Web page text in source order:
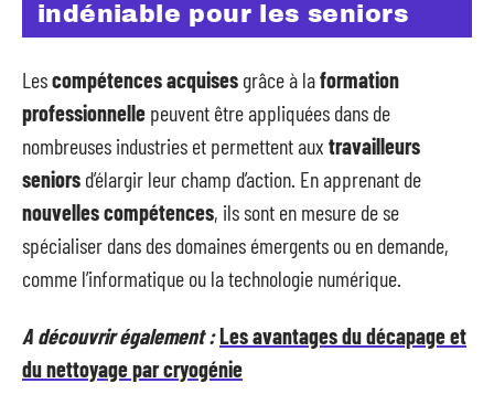
indéniable pour les seniors
Lescompétences acquises grâce à laformation
professionnelle peuvent être appliquées dans de
nombreuses industries et permettent aux travailleurs
seniors d’élargir leur champ d’action. En apprenant de
nouvelles compétences, ils sont en mesure de se
spécialiser dans des domaines émergents ou en demande,
comme l’informatique ou la technologie numérique.
A découvrir également :Les avantages du décapage et
du nettoyage par cryogénie